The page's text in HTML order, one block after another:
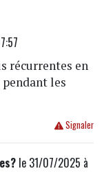
récurrentes en
les
Signaler
le 31/07/2025 à